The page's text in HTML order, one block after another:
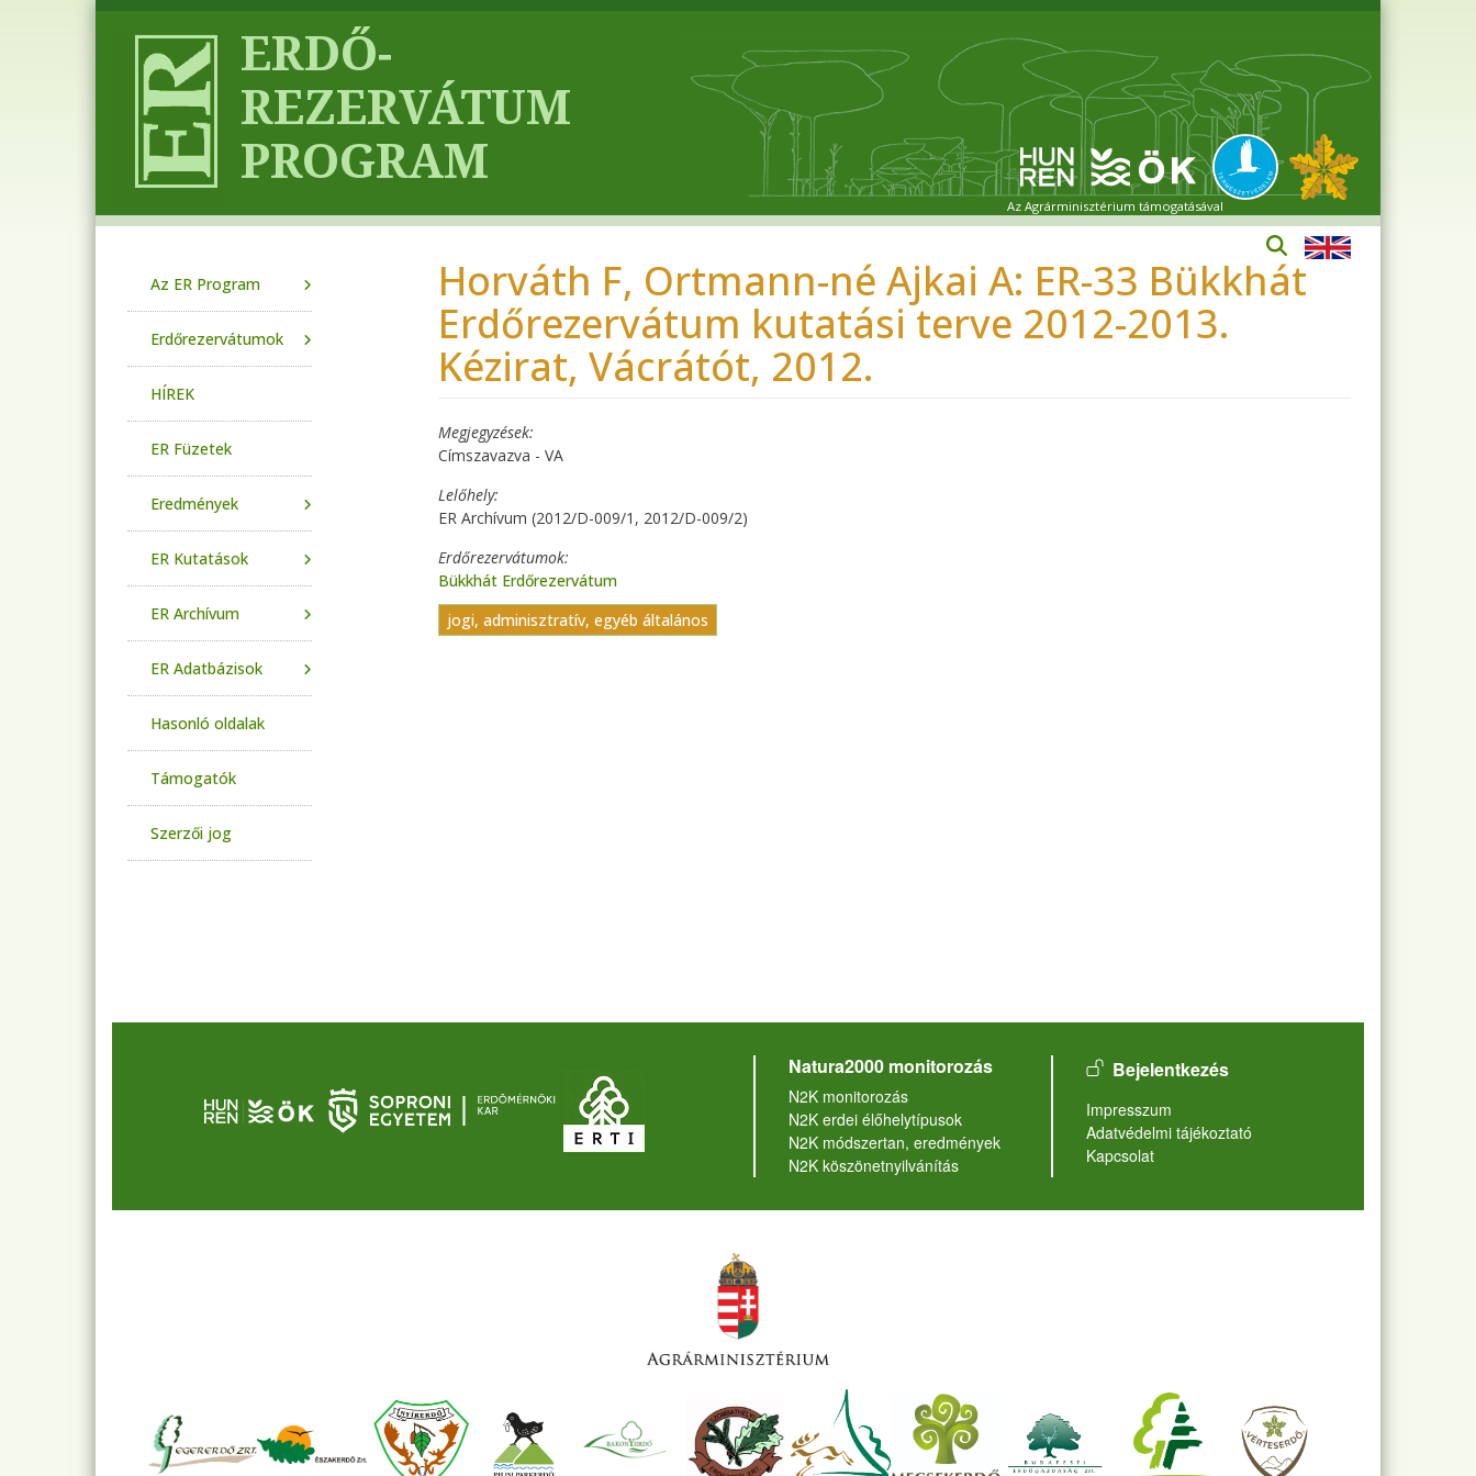
Az Agrárminisztérium támogatásával
Horváth F, Ortmann-né Ajkai A: ER-33 Bükkhát
Erdőrezervátum kutatási terve 2012-2013.
Kézirat, Vácrátót, 2012.
Megjegyzések
Címszavazva - VA
Lelőhely
ER Archívum (2012/D-009/1, 2012/D-009/2)
Erdőrezervátumok
Bükkhát Erdőrezervátum
jogi, adminisztratív, egyéb általános
Az ER Program
Erdőrezervátumok
HÍREK
ER Füzetek
Eredmények
ER Kutatások
ER Archívum
ER Adatbázisok
Hasonló oldalak
Támogatók
Szerzői jog
Natura2000 monitorozás
N2K monitorozás
N2K erdei élőhelytípusok
N2K módszertan, eredmények
N2K köszönetnyilvánítás
User account menu
Bejelentkezés
Lábléc
Impresszum
Adatvédelmi tájékoztató
Kapcsolat